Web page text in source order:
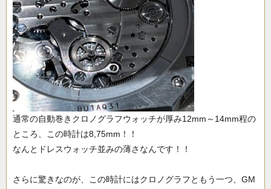
通常の自動巻きクロノグラフウォッチが厚み12mm～14mm程の
ところ、この時計は8,75mm！！
なんとドレスウォッチ並みの薄さなんです！！
さらに驚きなのが、この時計にはクロノグラフともう一つ、GM